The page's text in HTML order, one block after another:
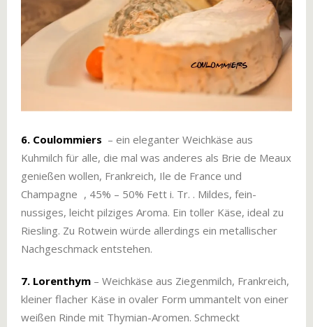
6. Coulommiers – ein eleganter Weichkäse aus
Kuhmilch für alle, die mal was anderes als Brie de Meaux
genießen wollen, Frankreich, Ile de France und
Champagne , 45% – 50% Fett i. Tr. . Mildes, fein-
nussiges, leicht pilziges Aroma. Ein toller Käse, ideal zu
Riesling. Zu Rotwein würde allerdings ein metallischer
Nachgeschmack entstehen.
7. Lorenthym – Weichkäse aus Ziegenmilch, Frankreich,
kleiner flacher Käse in ovaler Form ummantelt von einer
weißen Rinde mit Thymian-Aromen. Schmeckt